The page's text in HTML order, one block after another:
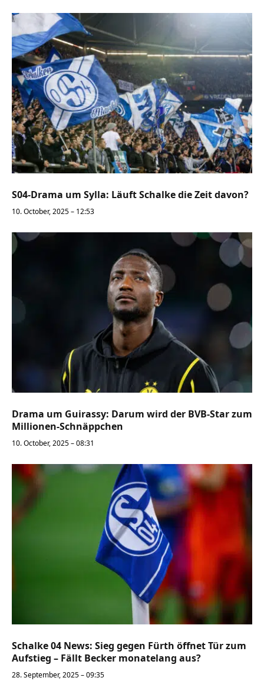
S04-Drama um Sylla: Läuft Schalke die Zeit davon?
10. October, 2025 – 12:53
Drama um Guirassy: Darum wird der BVB-Star zum
Millionen-Schnäppchen
10. October, 2025 – 08:31
Schalke 04 News: Sieg gegen Fürth öffnet Tür zum
Aufstieg – Fällt Becker monatelang aus?
28. September, 2025 – 09:35